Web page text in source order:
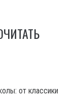
от классики